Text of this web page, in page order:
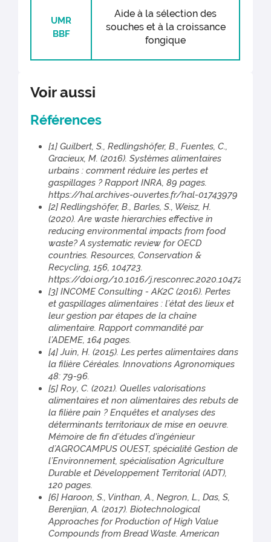
technologies mises en œuvre, la
gestion des résidus liés au faible
rendement massique de la
environnemental de l’utilisation de
d’intérêt. Les premiers essais menés à
OPAALE-PANDOR ont montré que
complet, baguette de farine blanche
et les conditions de stockage, la
fermentation butyrique domine dans
7 configurations sur 9. Dans les deux
autres cas la fermentation s’est plutôt
orientée vers la voie malolactique Les
molécules secondaires produites
étant les acides acétiques et
succiniques. L’acide butyrique a des
propriétés anti-inflammatoires
reconnues et de nombreux travaux
sont en cours pour évaluer le
bénéfice santé d’apport de cet acide.
Trois souches de la collection du
Centre International des Ressources
Microbiennes –Banque de
Ressources Fongiques de Marseille
ont été ciblées, parmi des espèces
réputées comestibles (Agaricus
bisporus, Lentinula edodes et
Pleurotus ostreatus,). Sur la base
d’observations macroscopiques des
cultures (vitesse de colonisation et
densité), la souche Pleurotus
ostreatus, BRFM 1326 a été
sélectionnée. Le profil des acides
aminés et les analyses
compositionnelles des fibres
alimentaires totales de l’échantillon
de pain colonisé par le champignon
en comparaison au pain témoin ont
montré un bénéficie nutritionnel
apporté par la culture fongique. La
quantité de fibres alimentaires
UMR
BBF
Aide à la sélection des
souches et à la croissance
fongique
Voir aussi
Références
[1] Guilbert, S., Redlingshöfer, B., Fuentes, C.,
Gracieux, M. (2016). Systèmes alimentaires
urbains : comment réduire les pertes et
gaspillages ? Rapport INRA, 89 pages.
https://hal.archives-ouvertes.fr/hal-01743979
[2] Redlingshöfer, B., Barles, S., Weisz, H.
(2020). Are waste hierarchies effective in
reducing environmental impacts from food
waste? A systematic review for OECD
countries. Resources, Conservation &
Recycling, 156, 104723.
https://doi.org/10.1016/j.resconrec.2020.104723
[3] INCOME Consulting - AK2C (2016). Pertes
et gaspillages alimentaires : l’état des lieux et
leur gestion par étapes de la chaîne
alimentaire. Rapport commandité par
l’ADEME, 164 pages.
[4] Juin, H. (2015). Les pertes alimentaires dans
la filière Céréales. Innovations Agronomiques
48: 79-96.
[5] Roy, C. (2021). Quelles valorisations
alimentaires et non alimentaires des rebuts de
la filière pain ? Enquêtes et analyses des
déterminants territoriaux de mise en oeuvre.
Mémoire de fin d’études d'ingénieur
d’AGROCAMPUS OUEST, spécialité Gestion de
l’Environnement, spécialisation Agriculture
Durable et Développement Territorial (ADT),
120 pages.
[6] Haroon, S., Vinthan, A., Negron, L., Das, S,
Berenjian, A. (2017). Biotechnological
Approaches for Production of High Value
Compounds from Bread Waste. American